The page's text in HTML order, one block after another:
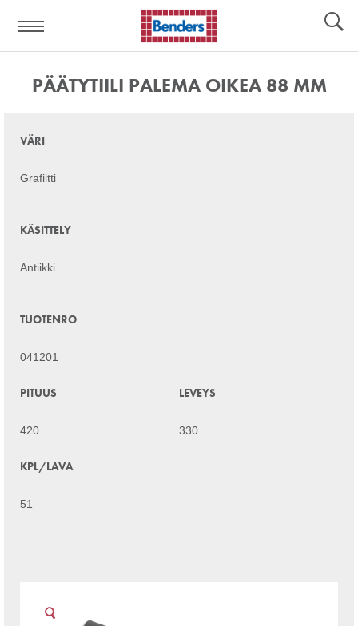
PÄÄTYTIILI PALEMA OIKEA 88 MM
VÄRI
Grafiitti
KÄSITTELY
Antiikki
TUOTENRO
041201
PITUUS
420
LEVEYS
330
KPL/LAVA
51